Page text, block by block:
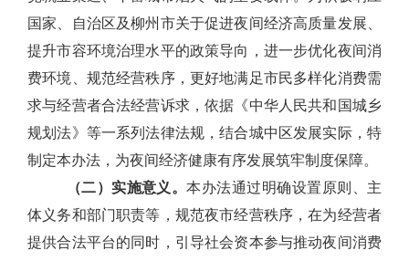
数据专题
国家、自治区及柳州市关于促进夜间经济高质量发展、
提升市容环境治理水平的政策导向，进一步优化夜间消
费环境、规范经营秩序，更好地满足市民多样化消费需
求与经营者合法经营诉求，依据《中华人民共和国城乡
规划法》等一系列法律法规，结合城中区发展实际，特
制定本办法，为夜间经济健康有序发展筑牢制度保障。
（二）实施意义。本办法通过明确设置原则、主
体义务和部门职责等，规范夜市经营秩序，在为经营者
提供合法平台的同时，引导社会资本参与推动夜间消费